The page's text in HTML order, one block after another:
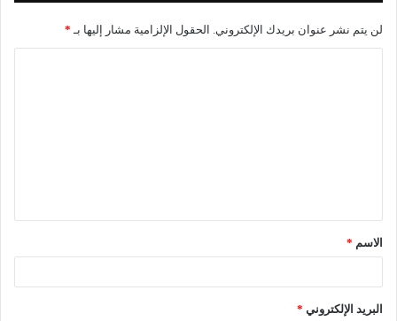
لن يتم نشر عنوان بريدك الإلكتروني. الحقول الإلزامية مشار إليها بـ *
ق
*
الاسم *
البريد الإلكتروني *